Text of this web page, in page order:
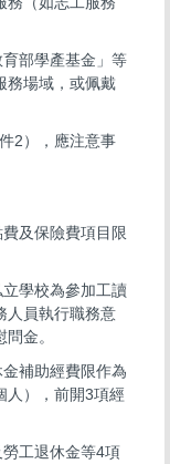
部學產基金」等
務場域，或佩戴
2），應注意事
及保險費項目限
學校為參加工讀
人員執行職務意
金。
補助經費限作為
人），前開3項經
工退休金等4項